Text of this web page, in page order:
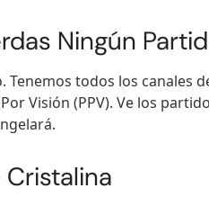
Ningún
todos los canales
Visión (PPV). Ve los
Cristalina